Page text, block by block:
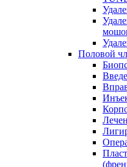
Половой